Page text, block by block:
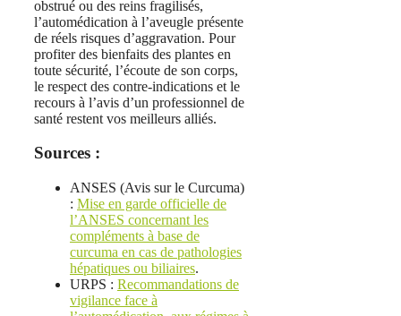
obstrué ou des reins fragilisés,
l’automédication à l’aveugle présente
de réels risques d’aggravation. Pour
profiter des bienfaits des plantes en
toute sécurité, l’écoute de son corps,
le respect des contre-indications et le
recours à l’avis d’un professionnel de
santé restent vos meilleurs alliés.
Sources :
ANSES (Avis sur le Curcuma)
: Mise en garde officielle de
l’ANSES concernant les
compléments à base de
curcuma en cas de pathologies
hépatiques ou biliaires.
URPS : Recommandations de
vigilance face à